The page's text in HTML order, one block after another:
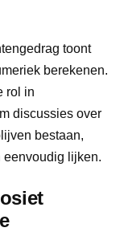
toont
berekenen.
rol in
discussies over
bestaan,
lijken.